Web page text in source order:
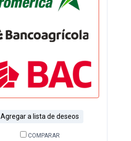
Agregar a lista de deseos
COMPARAR